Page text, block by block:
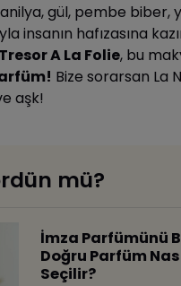
gül, pembe biber,
insanın hafızasına
A La Folie, bu
Bize sorarsan La
aşk!
mü?
İmza Parfümünü
Doğru Parfüm
Seçilir?